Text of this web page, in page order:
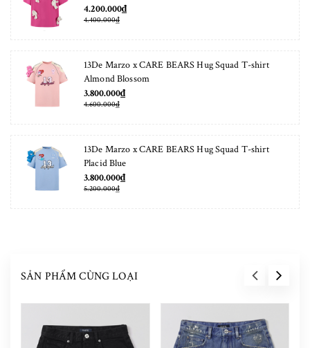
4.200.000₫
4.400.000₫
13De Marzo x CARE BEARS Hug Squad T-shirt
Almond Blossom
3.800.000₫
4.600.000₫
13De Marzo x CARE BEARS Hug Squad T-shirt
Placid Blue
3.800.000₫
5.200.000₫
SẢN PHẨM CÙNG LOẠI